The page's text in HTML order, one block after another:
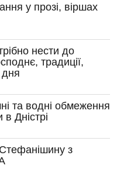
у прозі, віршах
нести до
традиції,
дня
та водні обмеження
Дністрі
з